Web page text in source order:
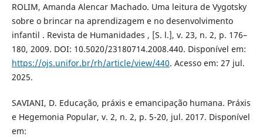
ROLIM, Amanda Alencar Machado. Uma leitura de Vygotsky
sobre o brincar na aprendizagem e no desenvolvimento
infantil . Revista de Humanidades , [S. l.], v. 23, n. 2, p. 176–
180, 2009. DOI: 10.5020/23180714.2008.440. Disponível em:
https://ojs.unifor.br/rh/article/view/440. Acesso em: 27 jul.
2025.
SAVIANI, D. Educação, práxis e emancipação humana. Práxis
e Hegemonia Popular, v. 2, n. 2, p. 5-20, jul. 2017. Disponível
em: